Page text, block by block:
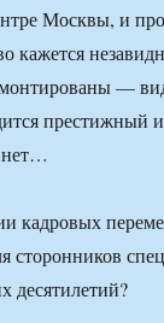
Москвы, и
кажется
—
престижный
нет…
кадровых
сторонников
десятилетий?